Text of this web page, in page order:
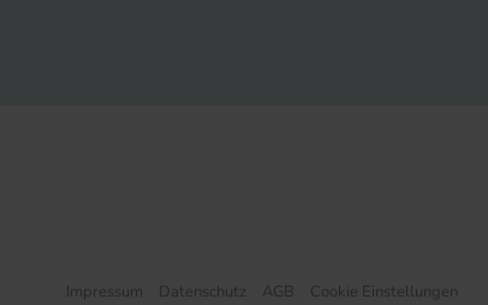
Impressum Datenschutz AGB Cookie Einstellungen